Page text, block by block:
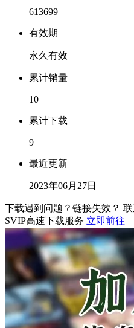
613699
有效期
永久有效
累计销量
10
累计下载
9
最近更新
2023年06月27日
下载遇到问题？链接失效？
SVIP高速下载服务 立即前往